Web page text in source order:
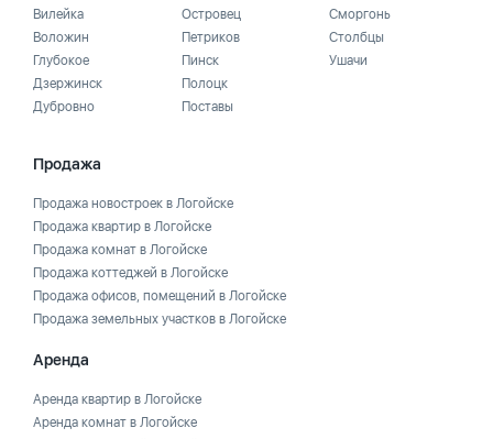
Вилейка
Воложин
Глубокое
Дзержинск
Дубровно
Островец
Петриков
Пинск
Полоцк
Поставы
Сморгонь
Столбцы
Ушачи
Продажа
Продажа новостроек в Логойске
Продажа квартир в Логойске
Продажа комнат в Логойске
Продажа коттеджей в Логойске
Продажа офисов, помещений в Логойске
Продажа земельных участков в Логойске
Аренда
Аренда квартир в Логойске
Аренда комнат в Логойске